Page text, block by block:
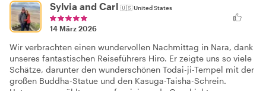
Sylvia and Carl 🇺🇸United States
14 März 2026
Wir verbrachten einen wundervollen Nachmittag in Nara, dank
unseres fantastischen Reiseführers Hiro. Er zeigte uns so viele
Schätze, darunter den wunderschönen Todai-ji-Tempel mit der
großen Buddha-Statue und den Kasuga-Taisha-Schrein.